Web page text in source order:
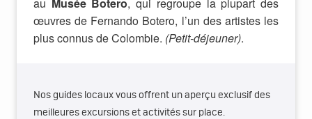
au Musée Botero, qui regroupe la plupart des
œuvres de Fernando Botero, l’un des artistes les
plus connus de Colombie. (Petit-déjeuner).
Nos guides locaux vous offrent un aperçu exclusif des
meilleures excursions et activités sur place.